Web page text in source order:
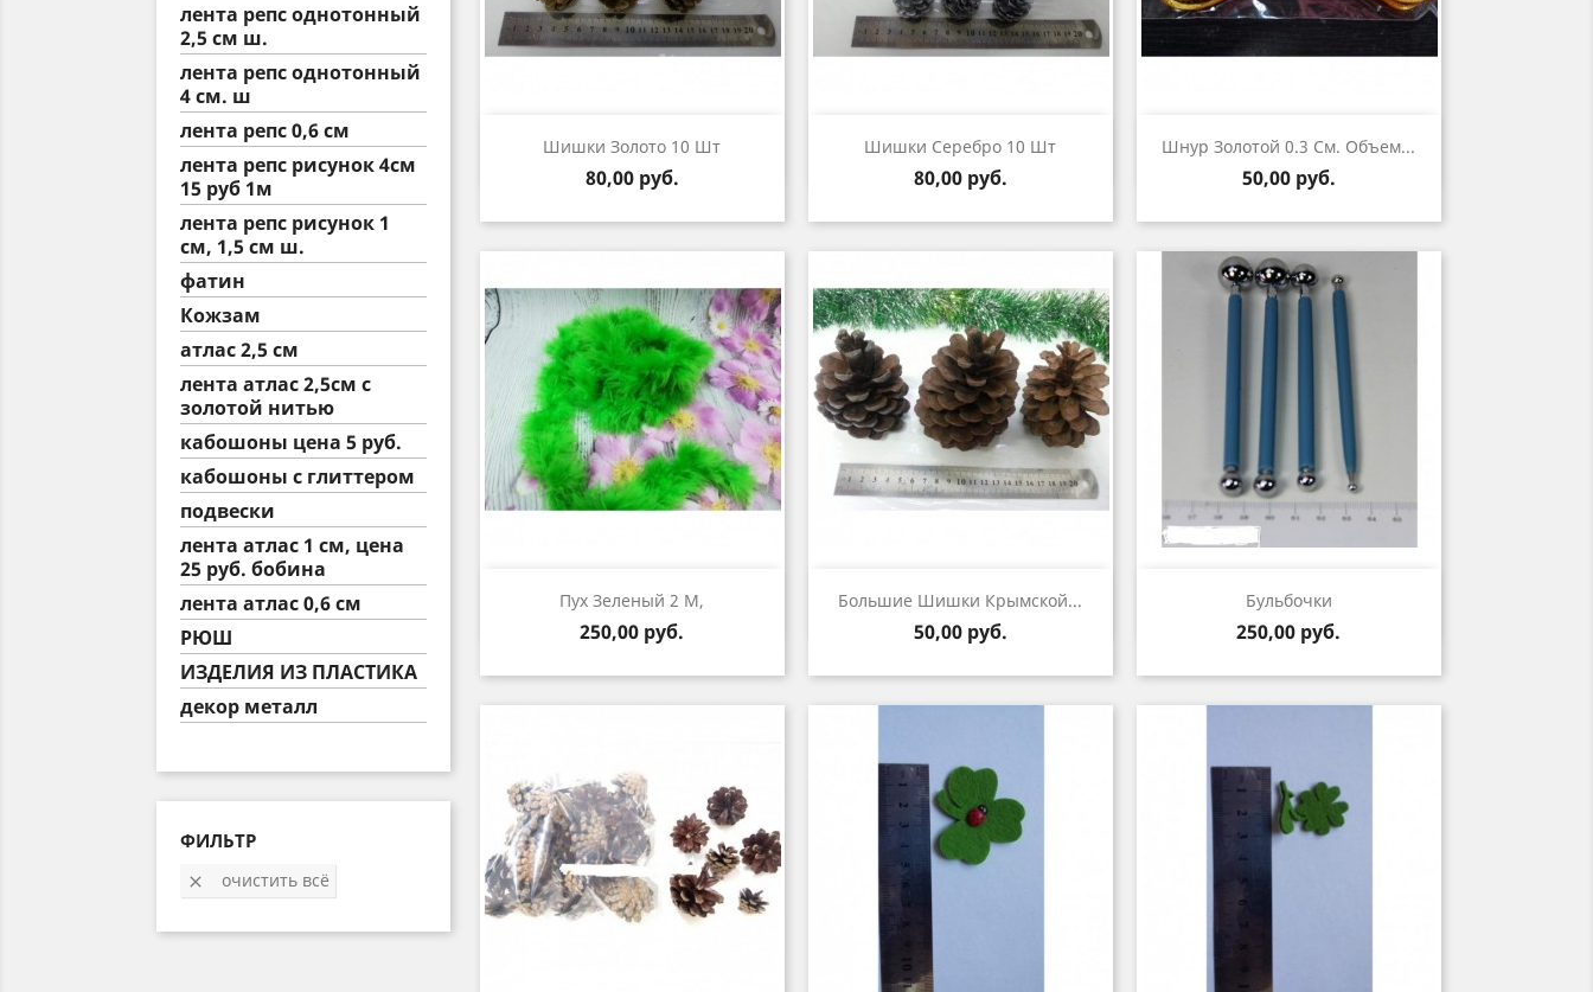
лента репс однотонный
2,5 см ш.
лента репс однотонный
4 см. ш
лента репс 0,6 см
лента репс рисунок 4см
15 руб 1м
лента репс рисунок 1
см, 1,5 см ш.
фатин
Кожзам
атлас 2,5 см
лента атлас 2,5см с
золотой нитью
кабошоны цена 5 руб.
кабошоны с глиттером
подвески
лента атлас 1 см, цена
25 руб. бобина
лента атлас 0,6 см
РЮШ
ИЗДЕЛИЯ ИЗ ПЛАСТИКА
декор металл
ФИЛЬТР
 очистить всё
Шишки Золото 10 Шт
Цена
80,00 руб.
Быстрый просмотр Шишки Серебро 10 Шт
Цена
80,00 руб.
Быстрый просмотр Шнур Золотой 0.3 См. Объем...
Цена
50,00 руб.
 Быстрый просмотр
Пух Зеленый 2 М,
Цена
250,00 руб.
Быстрый просмотр Большие Шишки Крымской...
Цена
50,00 руб.
Быстрый просмотр Бульбочки
Цена
250,00 руб.
Быстрый просмотр